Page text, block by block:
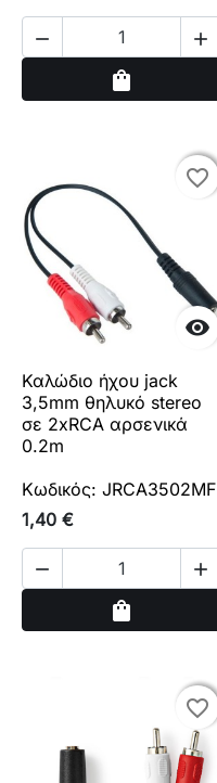
 
shopping_bag

favorite_border
favorite_border
Καλώδιο ήχου jack
3,5mm θηλυκό stereo
σε 2xRCA αρσενικά
0.2m
Κωδικός: JRCA3502MF
1,40 €
 
shopping_bag
favorite_border
favorite_border